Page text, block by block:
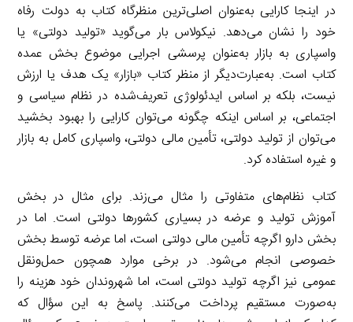
در اینجا کارایی به‌عنوان اصلی‌ترین منظرگاه کتاب به دولت رفاه
خود را نشان می‌دهد. نیکولاس بار می‌گوید «تولید دولتی» یا
واسپاری به بازار به‌عنوان پرسشی اجرایی موضوع بخش عمده
کتاب است. به‌عبارت‌دیگر از منظر کتاب «بازار» یک هدف یا ارزش
نیست، بلکه بر اساس ایدئولوژی تعریف‌شده در نظام سیاسی و
اجتماعی، بر اساس اینکه چگونه می‌توان کارایی را بهبود بخشید
می‌توان از تولید دولتی، تأمین مالی دولتی، واسپاری کامل به بازار
و غیره استفاده کرد.
کتاب نظام‌های متفاوتی را مثال می‌زند. برای مثال در بخش
آموزش تولید و عرضه در بسیاری کشورها دولتی است. اما در
بخش دارو اگرچه تأمین مالی دولتی است، اما عرضه توسط بخش
خصوصی انجام می‌شود. در برخی موارد همچون حمل‌ونقل
عمومی نیز اگرچه تولید دولتی است، اما شهروندان خود هزینه را
به‌صورت مستقیم پرداخت می‌کنند. پاسخ به این سؤال که